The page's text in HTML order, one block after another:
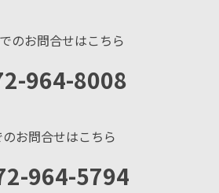
のお問合せはこちら
964-8008
のお問合せはこちら
964-5794